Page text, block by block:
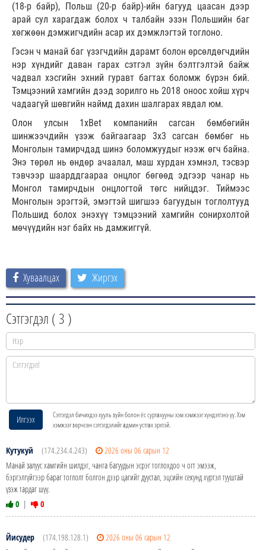
(18-р байр), Польш (20-р байр)-ийн багууд цаасан дээр
арай сул харагдаж болох ч талбайн эзэн Польшийн баг
хөгжөөн дэмжигчдийн асар их дэмжлэгтэй тоглоно.
Гэсэн ч манай баг үзэгчдийн дарамт болон өрсөлдөгчдийн
нэр хүндийг даван гарах сэтгэл зүйн бэлтгэлтэй байж
чадвал хэсгийн эхний гуравт багтах боломж бүрэн бий.
Тэмцээний хамгийн дээд зорилго нь 2018 оноос хойш хүрч
чадаагүй шөвгийн наймд дахин шалгарах явдал юм.
Олон улсын 1xBet компанийн сагсан бөмбөгийн
шинжээчдийн үзэж байгаагаар 3x3 сагсан бөмбөг нь
Монголын тамирчдад шинэ боломжуудыг нээж өгч байна.
Энэ төрөл нь өндөр ачаалал, маш хурдан хэмнэл, тэсвэр
тэвчээр шаарддгаараа онцлог бөгөөд эдгээр чанар нь
Монгол тамирчдын онцлогтой төгс нийцдэг. Тиймээс
Монголын эрэгтэй, эмэгтэй шигшээ багуудын тоглолтууд
Польшид болох энэхүү тэмцээний хамгийн сонирхолтой
мөчүүдийн нэг байх нь дамжиггүй.
Хуваалцах Жиргэх
Сэтгэгдэл ( 3 )
Илгээх
Сэтгэгдэл бичихдээ хууль зүйн болон ёс суртахууны хэм хэмжээг хүндэтгэнэ үү. Хэм
хэмжээг зөрчсөн сэтгэгдэлийг админ устгах эрхтэй.
Кутукуй (174.234.4.243)
2026 оны 06 сарын 12
Манай залуус хамгийн шилдэг, чанга багуудын эсрэг тоглохдоо ч огт эмээж,
бэргэлгүйгээр бараг тоглолт болгон дээр цагийг дуустал, эцсийн секунд хүртэл тууштай
үзэж тардаг шүү.
0 | 0
Йисудер (174.198.128.1)
2026 оны 06 сарын 12